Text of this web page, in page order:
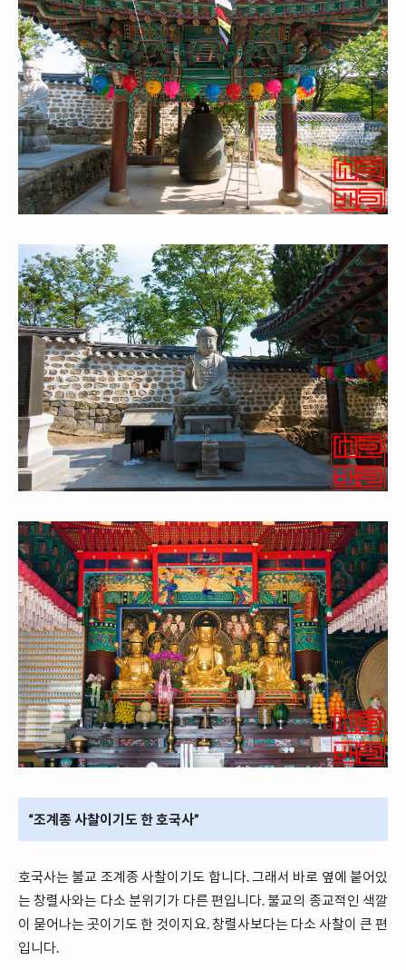
“조계종 사찰이기도 한 호국사”
호국사는 불교 조계종 사찰이기도 합니다. 그래서 바로 옆에 붙어있
는 창렬사와는 다소 분위기가 다른 편입니다. 불교의 종교적인 색깔
이 묻어나는 곳이기도 한 것이지요. 창렬사보다는 다소 사찰이 큰 편
입니다.